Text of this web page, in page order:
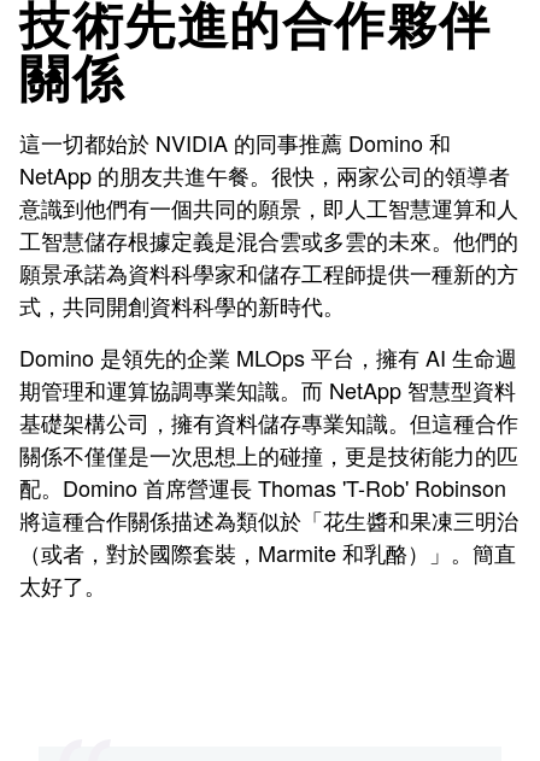
技術先進的合作夥伴
關係
這一切都始於 NVIDIA 的同事推薦 Domino 和
NetApp 的朋友共進午餐。很快，兩家公司的領導者
意識到他們有一個共同的願景，即人工智慧運算和人
工智慧儲存根據定義是混合雲或多雲的未來。他們的
願景承諾為資料科學家和儲存工程師提供一種新的方
式，共同開創資料科學的新時代。
Domino 是領先的企業 MLOps 平台，擁有 AI 生命週
期管理和運算協調專業知識。而 NetApp 智慧型資料
基礎架構公司，擁有資料儲存專業知識。但這種合作
關係不僅僅是一次思想上的碰撞，更是技術能力的匹
配。Domino 首席營運長 Thomas 'T-Rob' Robinson
將這種合作關係描述為類似於「花生醬和果凍三明治
（或者，對於國際套裝，Marmite 和乳酪）」。簡直
太好了。